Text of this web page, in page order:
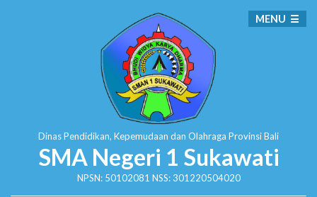
Dinas Pendidikan, Kepemudaan dan Olahraga Provinsi Bali
SMA Negeri 1 Sukawati
NPSN: 50102081 NSS: 301220504020
MENU